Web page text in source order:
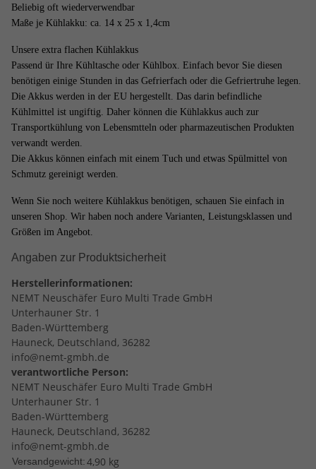
Beliebig oft wiederverwendbar
Maße je Kühlakku: ca. 14 x 25 x 1,4cm
Unsere extra flachen Kühlakkus
Passend ür Ihre Kühltasche oder Kühlbox. Einfach bevor Sie diesen
benötigen einige Stunden in das Gefrierfach oder die Gefriertruhe legen.
Die Akkus werden in der EU hergestellt. Das darin befindliche
Kühlmittel ist ungiftig. Daher können die Kühlakkus auch zur
Transportkühlung von Lebensmtteln oder pharmazeutischen Produkten
verwandt werden.
Die Akkus können einfach mit einem Tuch und etwas Spülmittel von
Schmutz gereinigt werden.
Wenn Sie noch weitere Kühlakkus benötigen, schauen Sie einfach in
unseren Shop. Wir haben noch andere Varianten, Leistungsklassen und
Größen im Angebot.
Angaben zur Produktsicherheit
Herstellerinformationen:
NEMT Neuschäfer Euro Multi Trade GmbH
Unterhauner Str. 1
Baden-Württemberg
Hauneck, Deutschland, 36282
info@nemt-gmbh.de
verantwortliche Person:
NEMT Neuschäfer Euro Multi Trade GmbH
Unterhauner Str. 1
Baden-Württemberg
Hauneck, Deutschland, 36282
info@nemt-gmbh.de
Versandgewicht:4,90 kg